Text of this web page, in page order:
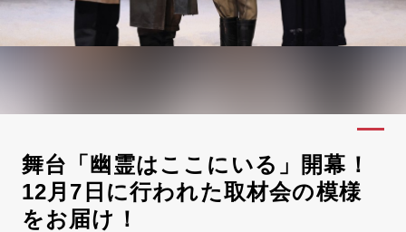
舞台「幽霊はここにいる」開幕！
12月7日に行われた取材会の模様
をお届け！